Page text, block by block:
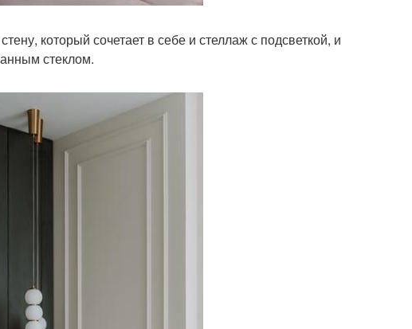
который сочетает в себе и стеллаж с подсветкой, и
стеклом.